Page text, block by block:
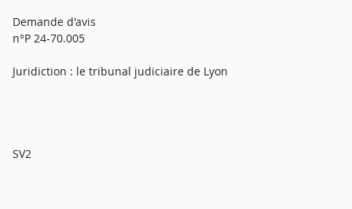
Demande d'avis
n°P 24-70.005
Juridiction : le tribunal judiciaire de Lyon
SV2